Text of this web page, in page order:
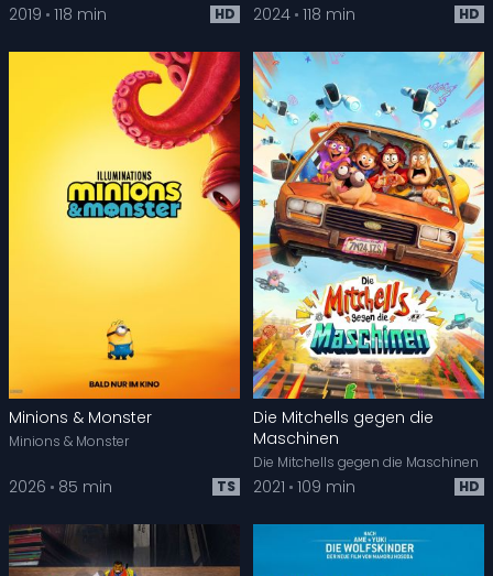
2019 118 min HD 2024 118 min HD
Minions & Monster
Minions & Monster
2026 85 min TS
Die Mitchells gegen die
Maschinen
Die Mitchells gegen die Maschinen
2021 109 min HD